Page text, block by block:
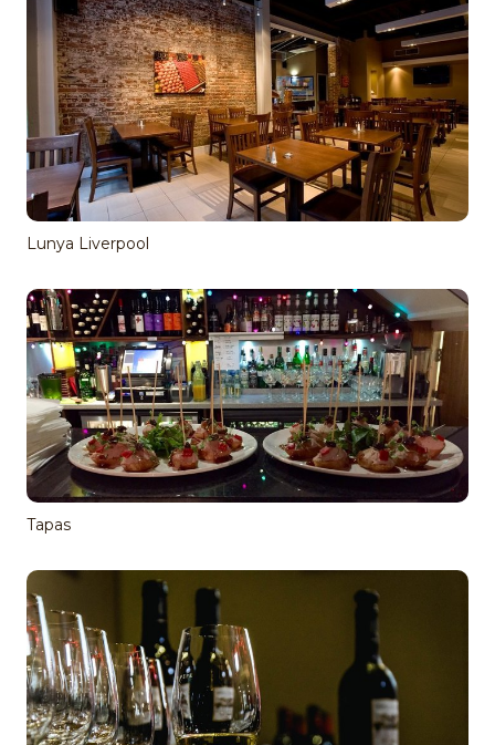
Lunya Liverpool
Tapas